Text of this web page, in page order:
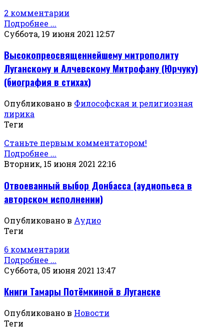
2 комментарии
Подробнее ...
Суббота, 19 июня 2021 12:57
Высокопреосвященнейшему митрополиту
Луганскому и Алчевскому Митрофану (Юрчуку)
(биография в стихах)
Опубликовано в Философская и религиозная
лирика
Теги
Станьте первым комментатором!
Подробнее ...
Вторник, 15 июня 2021 22:16
Отвоеванный выбор Донбасса (аудиопьеса в
авторском исполнении)
Опубликовано в Аудио
Теги
6 комментарии
Подробнее ...
Суббота, 05 июня 2021 13:47
Книги Тамары Потёмкиной в Луганске
Опубликовано в Новости
Теги